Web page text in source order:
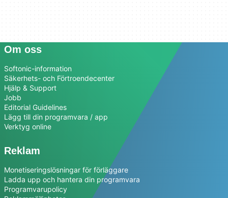
Om oss
Softonic-information
Säkerhets- och Förtroendecenter
Hjälp & Support
Jobb
Editorial Guidelines
Lägg till din programvara / app
Verktyg online
Reklam
Monetiseringslösningar för förläggare
Ladda upp och hantera din programvara
Programvarupolicy